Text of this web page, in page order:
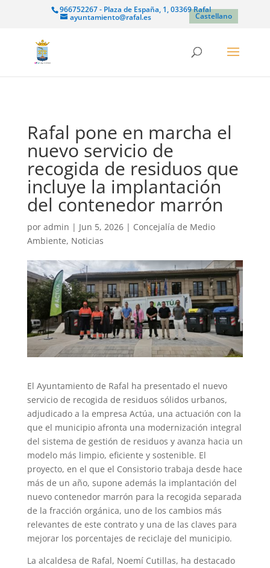
966752267 - Plaza de España, 1, 03369 Rafal
ayuntamiento@rafal.es Castellano
Rafal pone en marcha el
nuevo servicio de
recogida de residuos que
incluye la implantación
del contenedor marrón
por admin | Jun 5, 2026| Concejalía de Medio
Ambiente, Noticias
El Ayuntamiento de Rafal ha presentado el nuevo
servicio de recogida de residuos sólidos urbanos,
adjudicado a la empresa Actúa, una actuación con la
que el municipio afronta una modernización integral
del sistema de gestión de residuos y avanza hacia un
modelo más limpio, eficiente y sostenible. El
proyecto, en el que el Consistorio trabaja desde hace
más de un año, supone además la implantación del
nuevo contenedor marrón para la recogida separada
de la fracción orgánica, uno de los cambios más
relevantes de este contrato y una de las claves para
mejorar los porcentajes de reciclaje del municipio.
La alcaldesa de Rafal, Noemí Cutillas, ha destacado